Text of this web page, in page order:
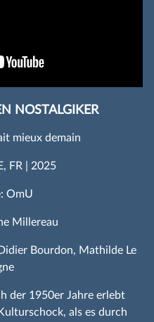
NOSTALGIKER
mieux demain
FR | 2025
OmU
Millereau
Bourdon, Mathilde Le
der 1950er Jahre erlebt
als es durch